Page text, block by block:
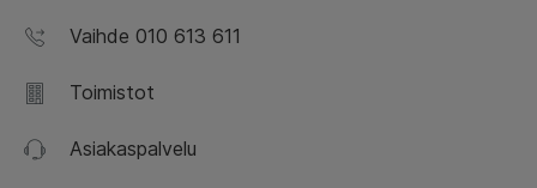
Vaihde 010 613 611
Toimistot
Asiakaspalvelu